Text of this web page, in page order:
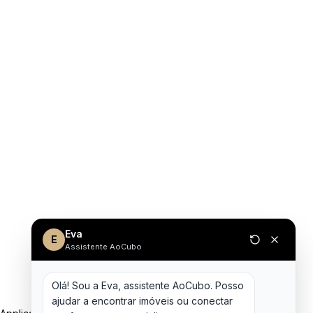
E Eva
Assistente AoCubo
Olá! Sou a Eva, assistente AoCubo. Posso
ajudar a encontrar imóveis ou conectar